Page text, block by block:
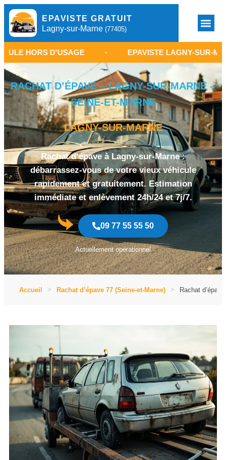
EPAVISTE GRATUIT
Lagny-sur-Marne (77405)
D'USAGE • EPAVISTE LAGNY-SUR-MARNE 77
RACHAT D’ÉPAVE – LAGNY-SUR-MARNE –
SEINE-ET-MARNE
LAGNY-SUR-MARNE
Rachat d’épave à Lagny-sur-Marne :
débarrassez-vous de votre vieux véhicule
rapidement et gratuitement. Estimation
immédiate et enlèvement 24h/24 et 7j/7.
09 77 55 55 50
Actuellement opérationnel
Accueil Rachat d’épave 77 (Seine-et-Marne) Rachat